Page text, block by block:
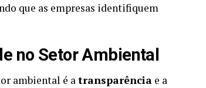
que as empresas identifiquem
no Setor Ambiental
ambiental é atransparência e a